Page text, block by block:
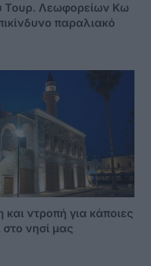
Τουρ. Λεωφορείων Κω
παραλιακό
ντροπή για κάποιες
νησί μας